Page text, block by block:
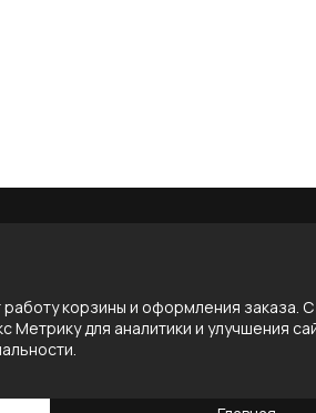
корзины и оформления заказа.
Метрику для аналитики и улучшения
.